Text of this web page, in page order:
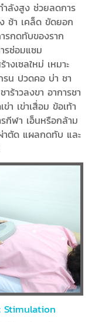
ำลังสูง ช่วยลดการ
ช้า เคล็ด ขัดยอก
รกดทับของราก
รซ่อมแซม
างเซลใหม่ เหมาะ
รน ปวดคอ บ่า ชา
ร้าวลงขา อาการชา
า เข่าเสื่อม ข้อเท้า
กีฬา เอ็นหรือกล้าม
าตัด แผลกดทับ และ
Stimulation